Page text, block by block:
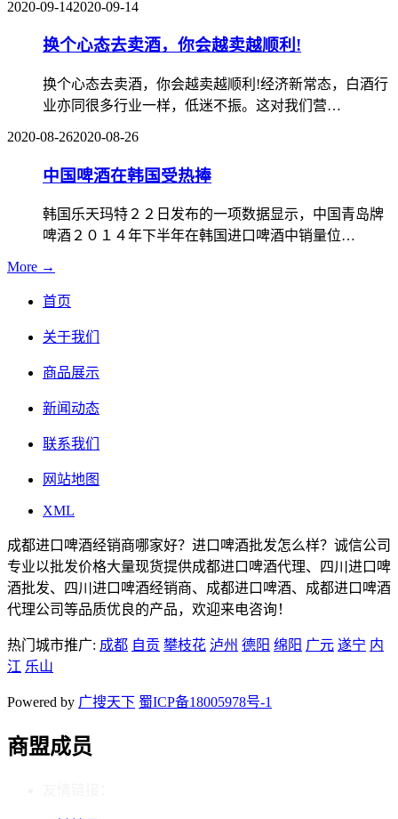
2020-09-142020-09-14
换个心态去卖酒，你会越卖越顺利!
换个心态去卖酒，你会越卖越顺利!经济新常态，白酒行
业亦同很多行业一样，低迷不振。这对我们营…
2020-08-262020-08-26
中国啤酒在韩国受热捧
韩国乐天玛特２２日发布的一项数据显示，中国青岛牌
啤酒２０１４年下半年在韩国进口啤酒中销量位…
More →
首页
关于我们
商品展示
新闻动态
联系我们
网站地图
XML
成都进口啤酒经销商哪家好？进口啤酒批发怎么样？诚信公司
专业以批发价格大量现货提供成都进口啤酒代理、四川进口啤
酒批发、四川进口啤酒经销商、成都进口啤酒、成都进口啤酒
代理公司等品质优良的产品，欢迎来电咨询！
热门城市推广: 成都 自贡 攀枝花 泸州 德阳 绵阳 广元 遂宁 内
江 乐山
Powered by 广搜天下 蜀ICP备18005978号-1
商盟成员